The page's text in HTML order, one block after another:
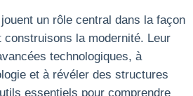
un rôle central dans la façon
construisons la modernité. Leur
technologiques, à
et à révéler des structures
essentiels pour comprendre